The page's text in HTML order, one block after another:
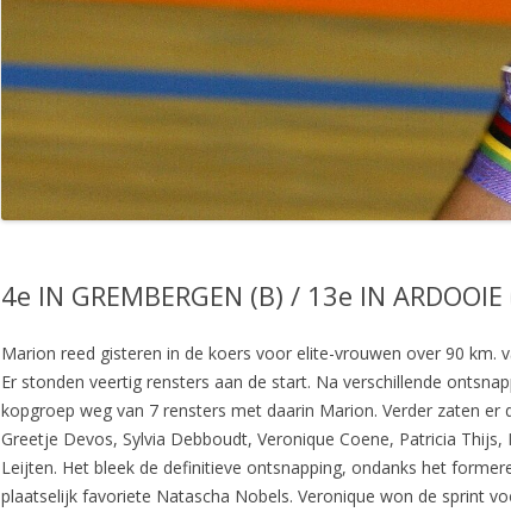
4e IN GREMBERGEN (B) / 13e IN ARDOOIE
Marion reed gisteren in de koers voor elite-vrouwen over 90 km.
Er stonden veertig rensters aan de start. Na verschillende
kopgroep weg van 7 rensters met daarin Marion. Verder zaten er
Greetje Devos, Sylvia Debboudt, Veronique Coene, Patricia Thijs,
Leijten. Het bleek de definitieve ontsnapping, ondanks het
plaatselijk favoriete Natascha Nobels. Veronique won de sprint